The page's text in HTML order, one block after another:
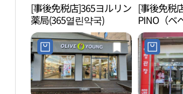
[事後免税店]365ヨルリン
薬局(365열린약국)
[事後免税
PINO（ベ
チェジュ
老衡）店(
주노형점)